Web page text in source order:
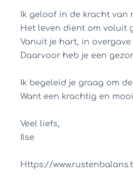
Ik geloof in de kracht van
Het leven dient om voluit
Vanuit je hart, in
Daarvoor heb je een
Ik begeleid je graag om
Want een krachtig en
Veel liefs,
Ilse
Https://